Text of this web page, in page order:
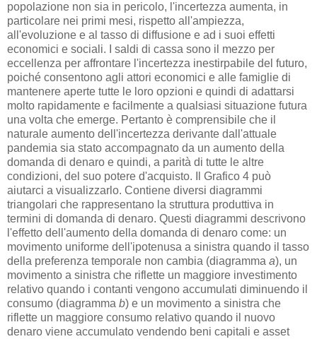
popolazione non sia in pericolo, l'incertezza aumenta, in
particolare nei primi mesi, rispetto all'ampiezza,
all'evoluzione e al tasso di diffusione e ad i suoi effetti
economici e sociali. I saldi di cassa sono il mezzo per
eccellenza per affrontare l'incertezza inestirpabile del futuro,
poiché consentono agli attori economici e alle famiglie di
mantenere aperte tutte le loro opzioni e quindi di adattarsi
molto rapidamente e facilmente a qualsiasi situazione futura
una volta che emerge. Pertanto è comprensibile che il
naturale aumento dell'incertezza derivante dall'attuale
pandemia sia stato accompagnato da un aumento della
domanda di denaro e quindi, a parità di tutte le altre
condizioni, del suo potere d'acquisto. Il Grafico 4 può
aiutarci a visualizzarlo. Contiene diversi diagrammi
triangolari che rappresentano la struttura produttiva in
termini di domanda di denaro. Questi diagrammi descrivono
l'effetto dell'aumento della domanda di denaro come: un
movimento uniforme dell'ipotenusa a sinistra quando il tasso
della preferenza temporale non cambia (diagramma a), un
movimento a sinistra che riflette un maggiore investimento
relativo quando i contanti vengono accumulati diminuendo il
consumo (diagramma b) e un movimento a sinistra che
riflette un maggiore consumo relativo quando il nuovo
denaro viene accumulato vendendo beni capitali e asset